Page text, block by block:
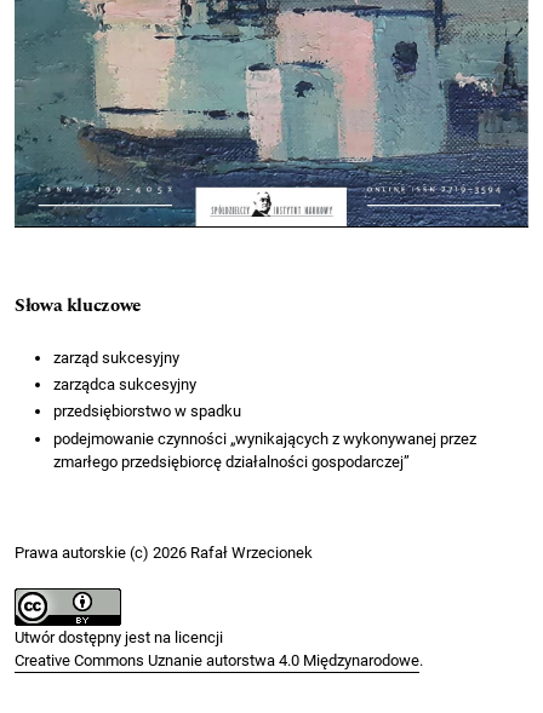
Słowa kluczowe
zarząd sukcesyjny
zarządca sukcesyjny
przedsiębiorstwo w spadku
podejmowanie czynności „wynikających z wykonywanej przez
zmarłego przedsiębiorcę działalności gospodarczej”
Prawa autorskie (c) 2026 Rafał Wrzecionek
Utwór dostępny jest na licencji
Creative Commons Uznanie autorstwa 4.0 Międzynarodowe.